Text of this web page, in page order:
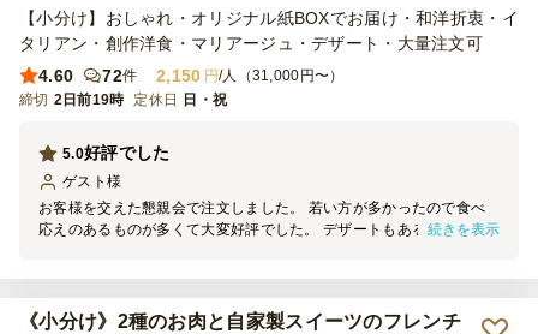
【小分け】おしゃれ・オリジナル紙BOXでお届け・和洋折衷・イ
タリアン・創作洋食・マリアージュ・デザート・大量注文可
4.60
72件 2,150 円/人（31,000円〜）
締切 2日前19時 定休日 日・祝
好評でした
5.0
ゲスト 様
お客様を交えた懇親会で注文しました。 若い方が多かったので食べ
応えのあるものが多くて大変好評でした。 デザートもあるので男女
続きを表示
《小分け》2種のお肉と自家製スイーツのフレンチ